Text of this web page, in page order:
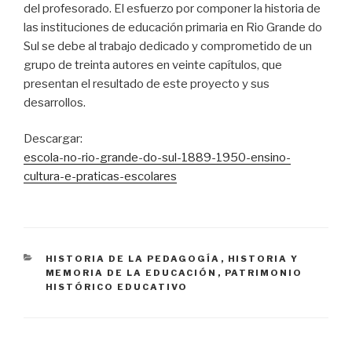
del profesorado. El esfuerzo por componer la historia de
las instituciones de educación primaria en Rio Grande do
Sul se debe al trabajo dedicado y comprometido de un
grupo de treinta autores en veinte capítulos, que
presentan el resultado de este proyecto y sus
desarrollos.
Descargar:
escola-no-rio-grande-do-sul-1889-1950-ensino-
cultura-e-praticas-escolares
CATEGORÍAS
HISTORIA DE LA PEDAGOGÍA , HISTORIA Y
MEMORIA DE LA EDUCACIÓN , PATRIMONIO
HISTÓRICO EDUCATIVO